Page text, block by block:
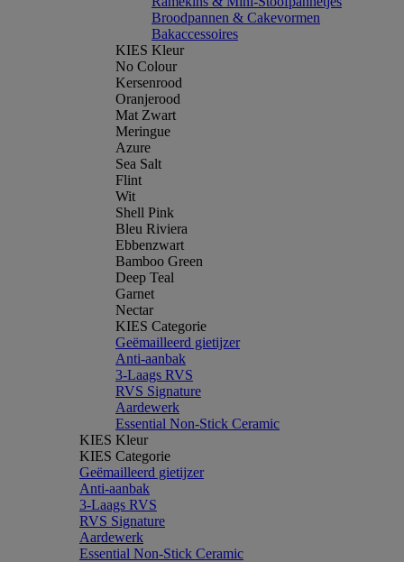
Broodpannen & Cakevormen
Bakaccessoires
KIES Kleur
No Colour
Kersenrood
Oranjerood
Mat Zwart
Meringue
Azure
Sea Salt
Flint
Wit
Shell Pink
Bleu Riviera
Ebbenzwart
Bamboo Green
Deep Teal
Garnet
Nectar
KIES Categorie
Geëmailleerd gietijzer
Anti-aanbak
3-Laags RVS
RVS Signature
Aardewerk
Essential Non-Stick Ceramic
KIES Kleur
KIES Categorie
Geëmailleerd gietijzer
Anti-aanbak
3-Laags RVS
RVS Signature
Aardewerk
Essential Non-Stick Ceramic